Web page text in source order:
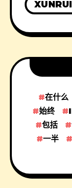
在什么
始终
包括
一半